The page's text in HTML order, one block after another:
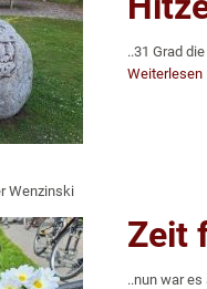
..31 Grad
Weiterlesen
Wenzinski
Zeit
..nun war